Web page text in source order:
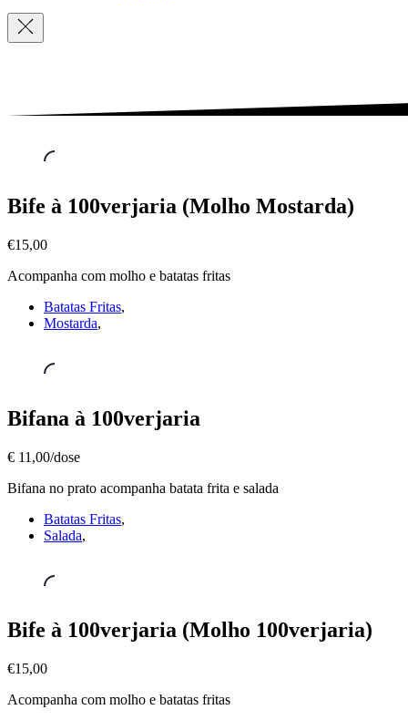
Navigation
Cheio,
Bife
à
100verjaria
(Molho
Mostarda)
€15,00
Bife à 100verjaria (Molho Mostarda)
€15,00
Acompanha com molho e batatas fritas
Batatas Fritas,
Mostarda,
Cheio,
à
100verjaria
11,00/dose
Bifana à 100verjaria
€ 11,00/dose
Bifana no prato acompanha batata frita e salada
Batatas Fritas,
Salada,
Cheio,
Bife
à
100verjaria
(Molho
Bife à 100verjaria (Molho 100verjaria)
€15,00
Acompanha com molho e batatas fritas